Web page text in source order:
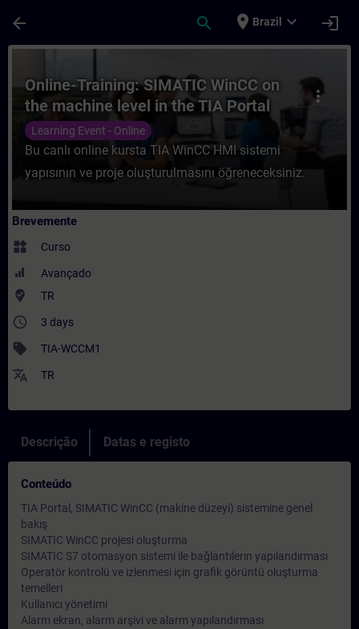
arrow_back search place Brazil expand_more login
more_vert
Online-Training: SIMATIC WinCC on
the machine level in the TIA Portal
Learning Event - Online
Bu canlı online kursta TIA WinCC HMI sistemi
yapısının ve proje oluşturulmasını öğreneceksiniz.
Brevemente
widgets Curso
Avançado
where_to_vote TR
access_time 3 days
sell TIA-WCCM1
translate TR
Descrição Datas e registo
Conteúdo
TIA Portal, SIMATIC WinCC (makine düzeyi) sistemine genel
bakış
SIMATIC WinCC projesi oluşturma
SIMATIC S7 otomasyon sistemi ile bağlantılerın yapılandırması
Operatör kontrolü ve izlenmesi için grafik görüntü oluşturma
temelleri
Kullanıcı yönetimi
Alarm ekran, alarm arşivi ve alarm yapılandırması